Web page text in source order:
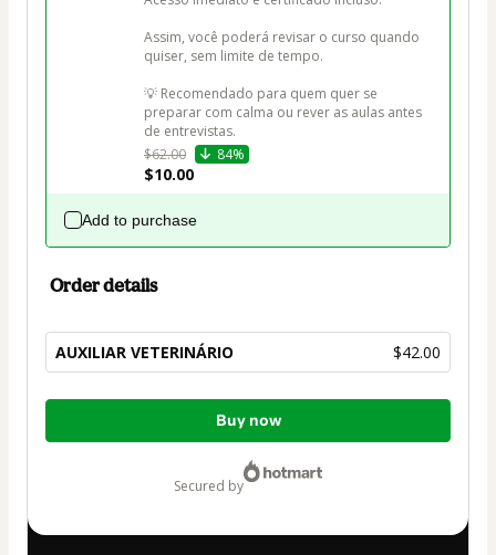
Assim, você poderá revisar o curso quando
quiser, sem limite de tempo.
💡 Recomendado para quem quer se
preparar com calma ou rever as aulas antes
de entrevistas.
$62.00
84%
$10.00
Add to purchase
Order details
AUXILIAR VETERINÁRIO $42.00
Total
$42.00
Buy now
secured by